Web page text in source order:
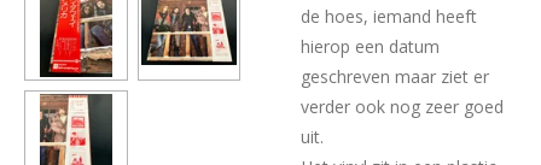
de hoes, iemand heeft
hierop een datum
geschreven maar ziet er
verder ook nog zeer goed
uit.